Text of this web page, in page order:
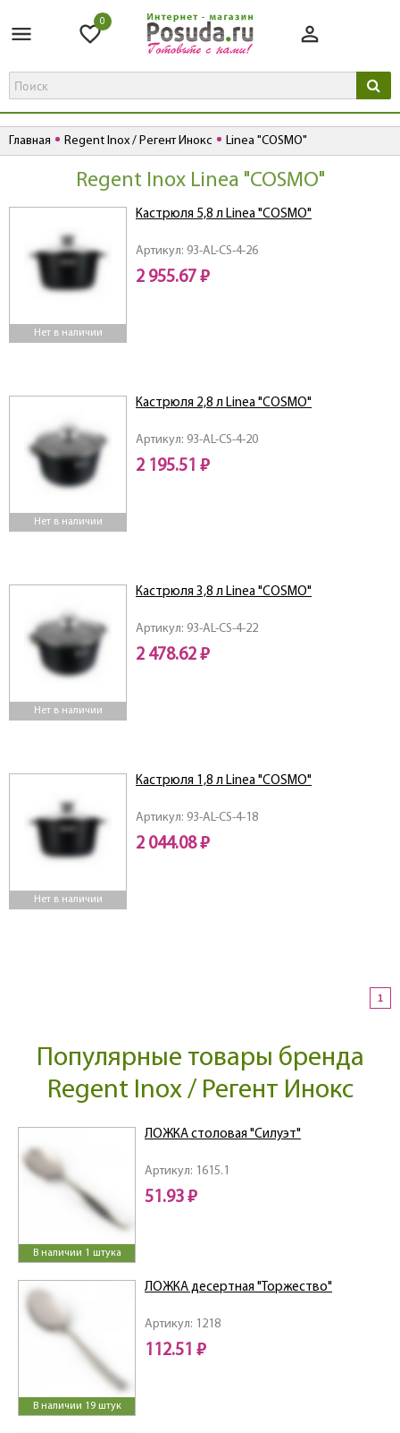
0
Главная Regent Inox / Регент Инокс Linea "COSMO"
Regent Inox Linea "COSMO"
Нет в наличии
Артикул: 93-AL-CS-4-26
Кастрюля 5,8 л Linea "COSMO"
2 955.67 ₽
Нет в наличии
Артикул: 93-AL-CS-4-20
Кастрюля 2,8 л Linea "COSMO"
2 195.51 ₽
Нет в наличии
Артикул: 93-AL-CS-4-22
Кастрюля 3,8 л Linea "COSMO"
2 478.62 ₽
Нет в наличии
Артикул: 93-AL-CS-4-18
Кастрюля 1,8 л Linea "COSMO"
2 044.08 ₽
1
Популярные товары бренда
Regent Inox / Регент Инокс
В наличии 1 штука
Артикул: 1615.1
ЛОЖКА столовая "Силуэт"
51.93 ₽
В наличии 19 штук
Артикул: 1218
ЛОЖКА десертная "Торжество"
112.51 ₽